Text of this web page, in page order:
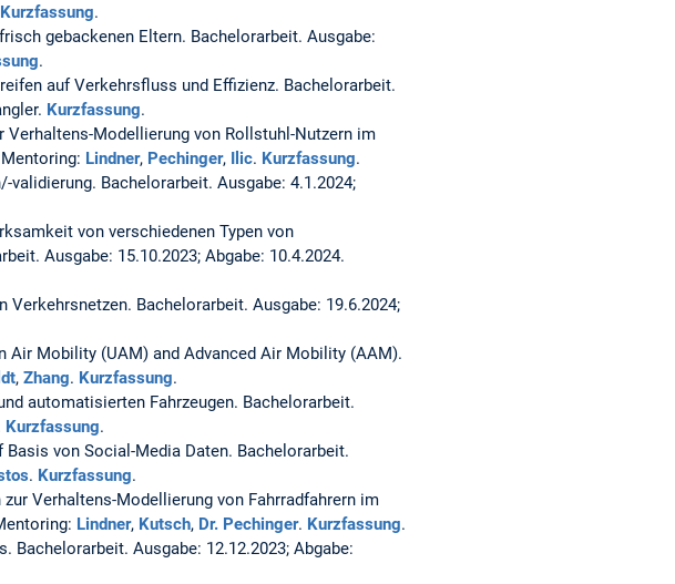
Kurzfassung.
gebackenen Eltern. Bachelorarbeit. Ausgabe:
.
auf Verkehrsfluss und Effizienz. Bachelorarbeit.
Kurzfassung.
Verhaltens-Modellierung von Rollstuhl-Nutzern im
Lindner, Pechinger, Ilic. Kurzfassung.
validierung. Bachelorarbeit. Ausgabe: 4.1.2024;
von verschiedenen Typen von
Ausgabe: 15.10.2023; Abgabe: 10.4.2024.
Verkehrsnetzen. Bachelorarbeit. Ausgabe: 19.6.2024;
Air Mobility (UAM) and Advanced Air Mobility (AAM).
, Zhang. Kurzfassung.
automatisierten Fahrzeugen. Bachelorarbeit.
Kurzfassung.
Basis von Social-Media Daten. Bachelorarbeit.
. Kurzfassung.
Verhaltens-Modellierung von Fahrradfahrern im
Lindner, Kutsch, Dr. Pechinger. Kurzfassung.
Bachelorarbeit. Ausgabe: 12.12.2023; Abgabe: